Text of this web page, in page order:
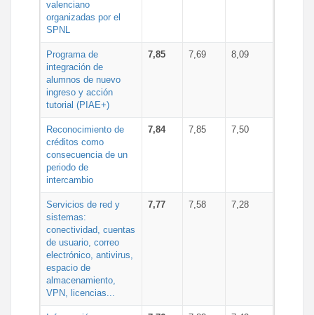
valenciano
organizadas por el
SPNL
Programa de
integración de
alumnos de nuevo
ingreso y acción
tutorial (PIAE+)
7,85 7,69 8,09
Reconocimiento de
créditos como
consecuencia de un
periodo de
intercambio
7,84 7,85 7,50
Servicios de red y
sistemas:
conectividad, cuentas
de usuario, correo
electrónico, antivirus,
espacio de
almacenamiento,
VPN, licencias...
7,77 7,58 7,28